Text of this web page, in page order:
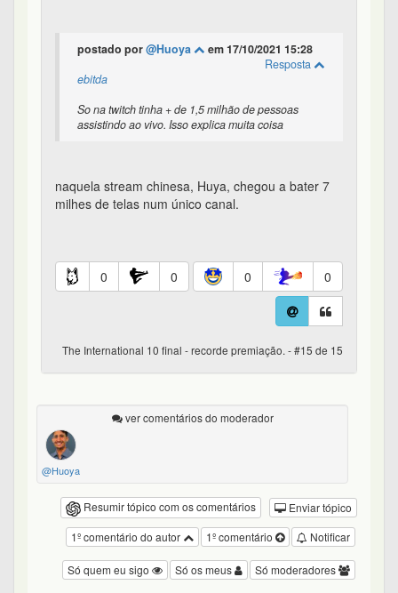
postado por@Huoya
em 17/10/2021 15:28
Resposta
ebitda
So na twitch tinha + de 1,5 milhão de pessoas
assistindo ao vivo. Isso explica muita coisa
naquela stream chinesa, Huya, chegou a bater 7
milhes de telas num único canal.
0 0 0 0
The International 10 final - recorde premiação. - #15 de 15
ver comentários do moderador
@Huoya
Resumir tópico com os comentários
Enviar tópico
Notificar
1º comentário
1º comentário do autor
Só moderadores
Só os meus
Só quem eu sigo